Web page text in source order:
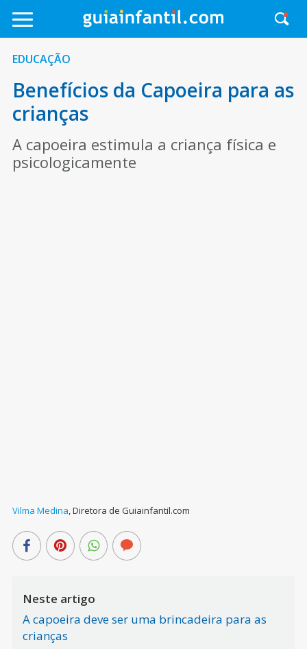
EDUCAÇÃO
Benefícios da Capoeira para as
crianças
A capoeira estimula a criança física e
psicologicamente
Vilma Medina,Diretora de Guiainfantil.com
Neste artigo
A capoeira deve ser uma brincadeira para as
crianças